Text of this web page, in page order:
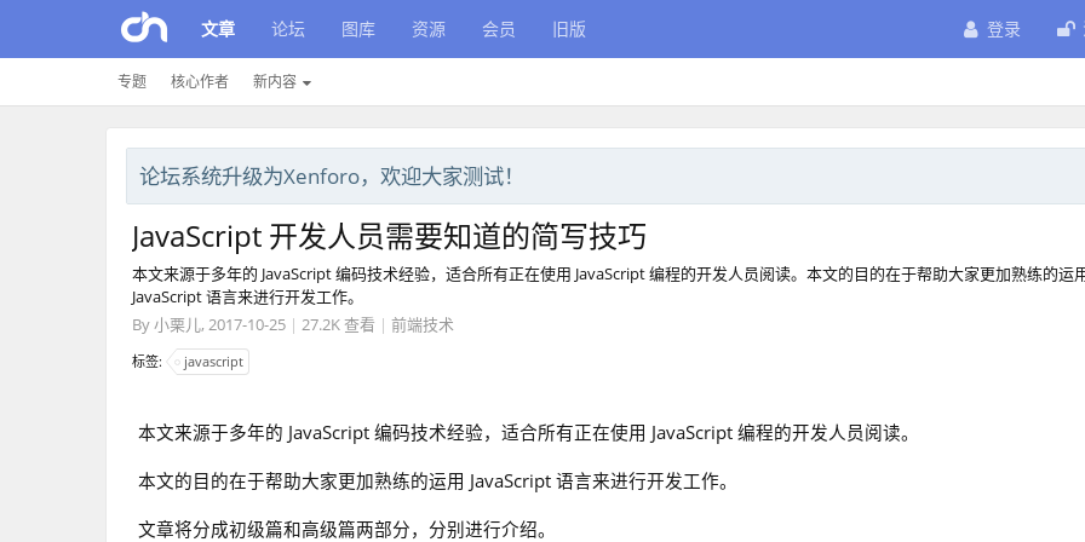
文章
专题 核心作者 新内容
论坛 图库 资源 会员 旧版 登录
论坛系统升级为Xenforo，欢迎大家测试！
JavaScript 开发人员需要知道的简写技巧
本文来源于多年的 JavaScript 编码技术经验，适合所有正在使用 JavaScript 编程的开发人员阅读。本文的目的在于帮助大家更加熟练的运
JavaScript 语言来进行开发工作。
By小栗儿, 2017-10-25 | 27.2K 查看 | 前端技术
标签: javascript
本文来源于多年的 JavaScript 编码技术经验，适合所有正在使用 JavaScript 编程的开发人员阅读。
本文的目的在于帮助大家更加熟练的运用 JavaScript 语言来进行开发工作。
文章将分成初级篇和高级篇两部分，分别进行介绍。